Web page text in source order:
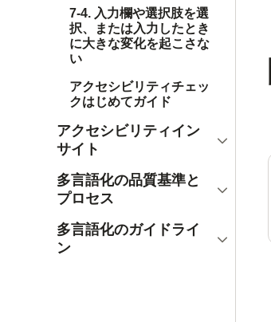
7-4. 入力欄や選択肢を選
択、または入力したとき
に大きな変化を起こさな
い
アクセシビリティチェッ
クはじめてガイド
アクセシビリティイン
サイト
開く
多言語化の品質基準と
プロセス
開く
多言語化のガイドライ
ン
開く